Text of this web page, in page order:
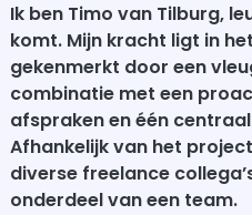
Ik ben Timo van Tilburg,
komt. Mijn kracht ligt in
gekenmerkt door een
combinatie met een
afspraken en één
Afhankelijk van het
diverse freelance
onderdeel van een team.